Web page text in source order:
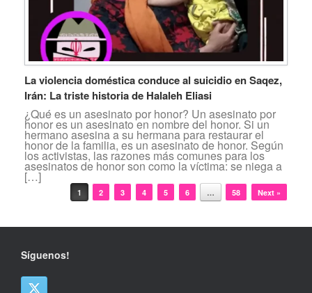
La violencia doméstica conduce al suicidio en Saqez,
Irán: La triste historia de Halaleh Eliasi
¿Qué es un asesinato por honor? Un asesinato por
honor es un asesinato en nombre del honor. Si un
hermano asesina a su hermana para restaurar el
honor de la familia, es un asesinato de honor. Según
los activistas, las razones más comunes para los
asesinatos de honor son como la víctima: se niega a
[…]
Navegador de artículos
1 2 3 4 5 6 … 58 Next »
Síguenos!